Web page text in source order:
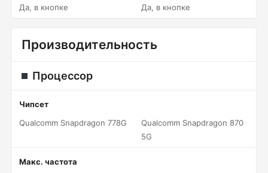
Да, в кнопке
Да, в кнопке
Производительность
Процессор
Чипсет
Qualcomm Snapdragon 778G
Qualcomm Snapdragon 870
5G
Макс. частота